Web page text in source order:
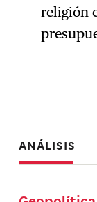
religión
ANÁLISIS